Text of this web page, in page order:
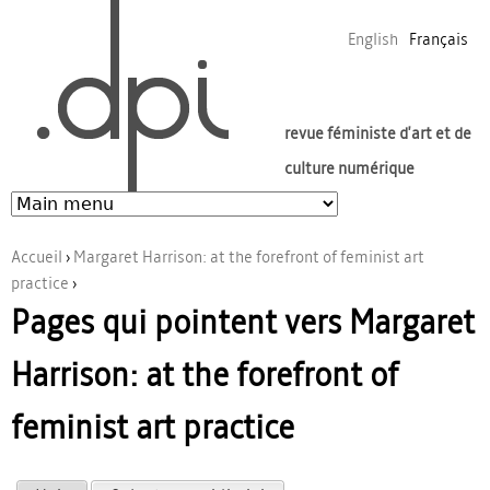
English
Français
revue féministe d'art et de
culture numérique
Vous êtes ici
Accueil › Margaret Harrison: at the forefront of feminist art
practice ›
Pages qui pointent vers Margaret
Harrison: at the forefront of
feminist art practice